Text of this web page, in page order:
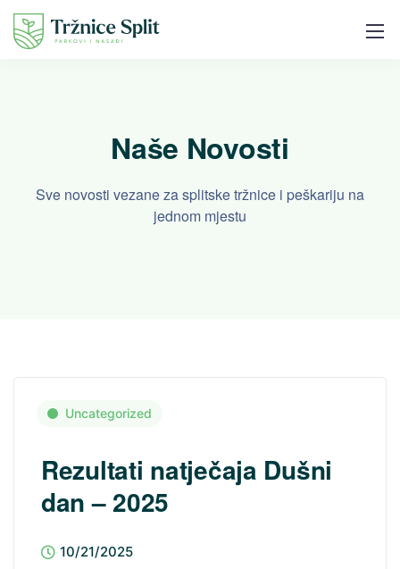
Naše Novosti
Sve novosti vezane za splitske tržnice i peškariju na
jednom mjestu
Uncategorized
Rezultati natječaja Dušni
dan – 2025
10/21/2025